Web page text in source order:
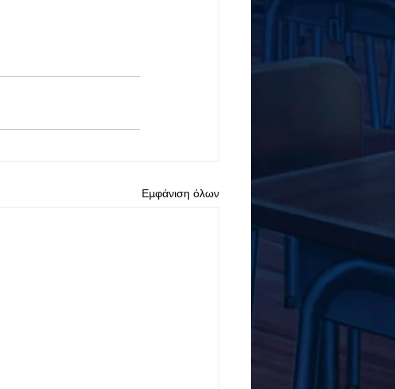
Εμφάνιση όλων